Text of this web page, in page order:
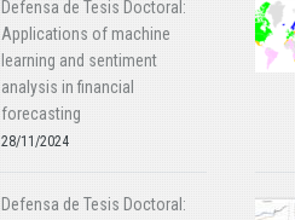
Defensa de Tesis Doctoral:
Applications of machine
learning and sentiment
analysis in financial
forecasting
28/11/2024
Defensa de Tesis Doctoral: